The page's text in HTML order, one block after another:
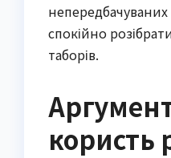
спокійно
таборів.